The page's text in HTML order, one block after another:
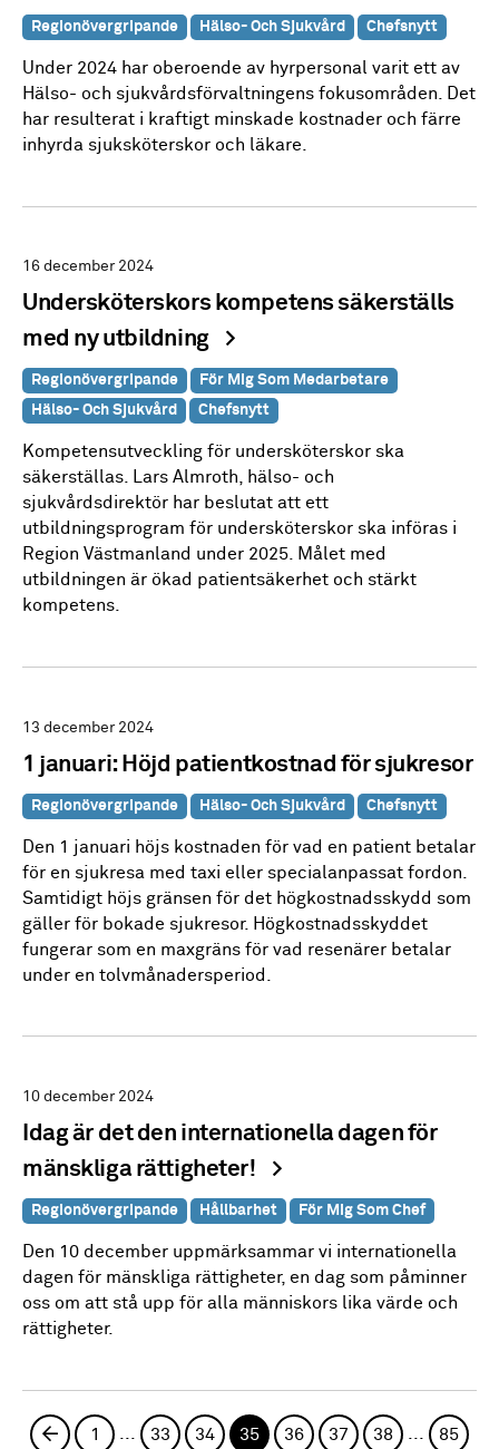
Regionövergripande Hälso- Och Sjukvård Chefsnytt
Under 2024 har oberoende av hyrpersonal varit ett av
Hälso- och sjukvårdsförvaltningens fokusområden. Det
har resulterat i kraftigt minskade kostnader och färre
inhyrda sjuksköterskor och läkare.
16 december 2024
Undersköterskors kompetens säkerställs
med ny utbildning
Regionövergripande
För Mig Som Medarbetare
Hälso- Och Sjukvård
Chefsnytt
Kompetensutveckling för undersköterskor ska
säkerställas. Lars Almroth, hälso- och
sjukvårdsdirektör har beslutat att ett
utbildningsprogram för undersköterskor ska införas i
Region Västmanland under 2025. Målet med
utbildningen är ökad patientsäkerhet och stärkt
kompetens.
13 december 2024
1 januari: Höjd patientkostnad för sjukresor
Regionövergripande Hälso- Och Sjukvård Chefsnytt
Den 1 januari höjs kostnaden för vad en patient betalar
för en sjukresa med taxi eller specialanpassat fordon.
Samtidigt höjs gränsen för det högkostnadsskydd som
gäller för bokade sjukresor. Högkostnadsskyddet
fungerar som en maxgräns för vad resenärer betalar
under en tolvmånadersperiod.
10 december 2024
Idag är det den internationella dagen för
mänskliga rättigheter!
Regionövergripande Hållbarhet För Mig Som Chef
Den 10 december uppmärksammar vi internationella
dagen för mänskliga rättigheter, en dag som påminner
oss om att stå upp för alla människors lika värde och
rättigheter.
Föregående sida
1 33 34 35 36 37 38 85